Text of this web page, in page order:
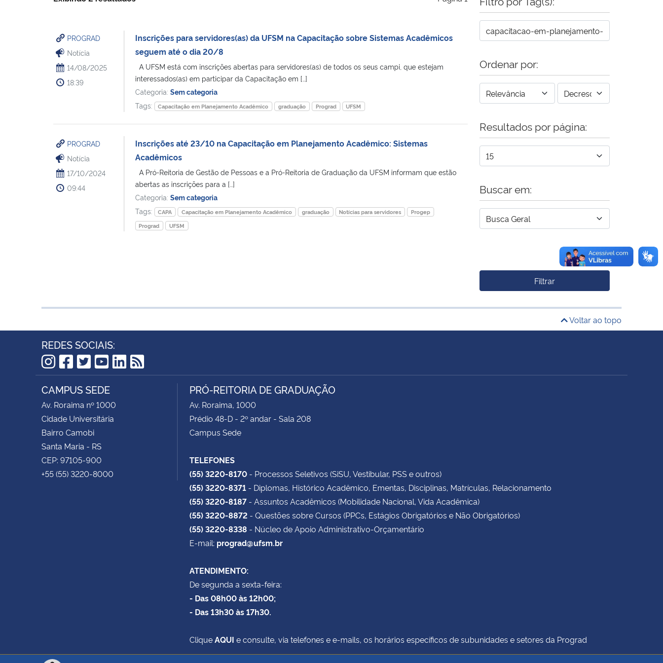
PROGRAD
Notícia
14/08/2025
18:39
Inscrições para servidores(as) da UFSM na Capacitação sobre Sistemas Acadêmicos
seguem até o dia 20/8
A UFSM está com inscrições abertas para servidores(as) de todos os seus campi, que estejam
interessados(as) em participar da Capacitação em […]
Categoria: Sem categoria
Tags:
Capacitação em Planejamento Acadêmico graduação Prograd UFSM
PROGRAD
Notícia
17/10/2024
09:44
Inscrições até 23/10 na Capacitação em Planejamento Acadêmico: Sistemas
Acadêmicos
A Pró-Reitoria de Gestão de Pessoas e a Pró-Reitoria de Graduação da UFSM informam que estão
abertas as inscrições para a […]
Categoria: Sem categoria
Tags:
CAPA Capacitação em Planejamento Acadêmico graduação Notícias para servidores
Progep
Prograd
UFSM
Ordenar por:
Resultados por página:
Buscar em:
Filtrar
Voltar ao topo
REDES SOCIAIS:
Instagram
Facebook
Twitter
YouTube
LinkedIn
RSS
CAMPUS SEDE
Av. Roraima nº 1000
Cidade Universitária
Bairro Camobi
Santa Maria - RS
CEP: 97105-900
+55 (55) 3220-8000
PRÓ-REITORIA DE GRADUAÇÃO
Av. Roraima, 1000
Prédio 48-D - 2º andar - Sala 208
Campus Sede
TELEFONES
(55) 3220-8170 - Processos Seletivos (SiSU, Vestibular, PSS e outros)
(55) 3220-8371 - Diplomas, Histórico Acadêmico, Ementas, Disciplinas, Matrículas, Relacionamento
(55) 3220-8187 - Assuntos Acadêmicos (Mobilidade Nacional, Vida Acadêmica)
(55) 3220-8872 - Questões sobre Cursos (PPCs, Estágios Obrigatórios e Não Obrigatórios)
(55) 3220-8338 - Núcleo de Apoio Administrativo-Orçamentário
E-mail: prograd@ufsm.br
ATENDIMENTO:
De segunda a sexta-feira:
- Das 08h00 às 12h00;
- Das 13h30 às 17h30.
CliqueAQUI e consulte, via telefones e e-mails, os horários específicos de subunidades e setores da Prograd